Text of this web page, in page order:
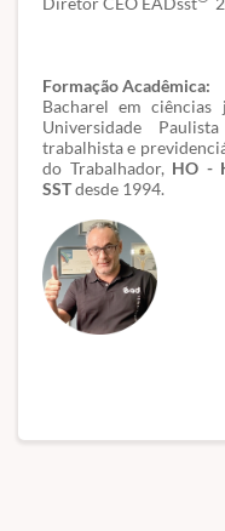
Formação Acadêmica:
Bacharel em
Universidade
trabalhista e
do Trabalhador, HO -
SSTdesde 1994.